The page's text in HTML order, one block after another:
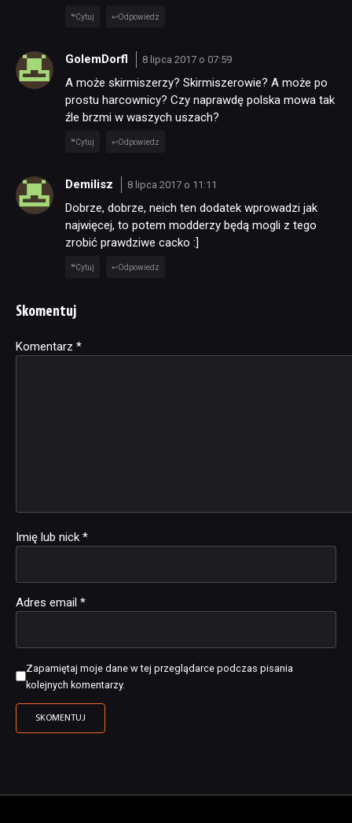
Cytuj Odpowiedz
GolemDorfl 8 lipca 2017 o 07:59
A może skirmiszerzy? Skirmiszerowie? A może po
prostu harcownicy? Czy naprawdę polska mowa tak
źle brzmi w waszych uszach?
Cytuj Odpowiedz
Demilisz 8 lipca 2017 o 11:11
Dobrze, dobrze, neich ten dodatek wprowadzi jak
najwięcej, to potem modderzy będą mogli z tego
zrobić prawdziwe cacko :]
Cytuj Odpowiedz
Skomentuj
Komentarz *
Imię lub nick *
Adres email *
Zapamiętaj moje dane w tej przeglądarce podczas pisania
kolejnych komentarzy.
Alternative: